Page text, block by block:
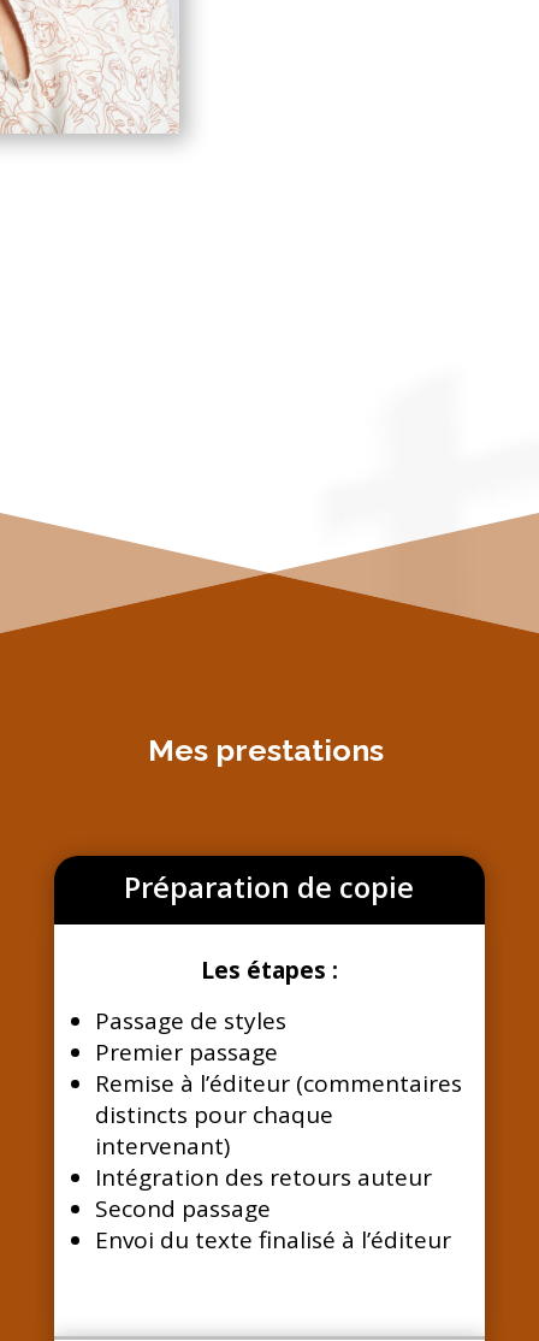
Mes prestations
Préparation de copie
Les étapes :
Passage de styles
Premier passage
Remise à l’éditeur (commentaires
distincts pour chaque
intervenant)
Intégration des retours auteur
Second passage
Envoi du texte finalisé à l’éditeur